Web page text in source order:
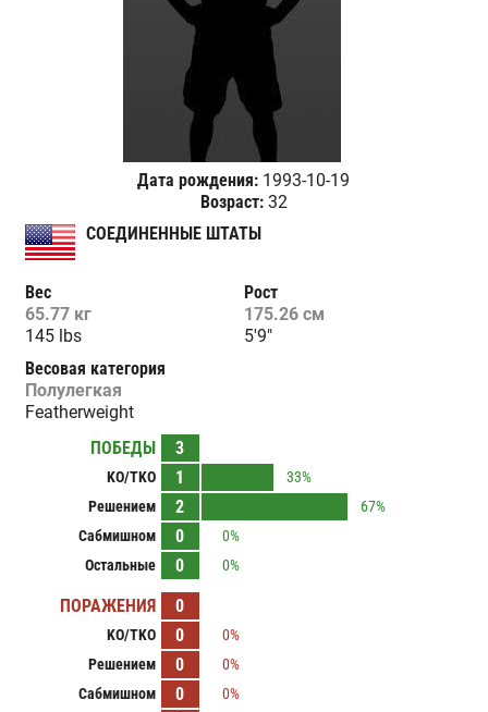
Дата рождения: 1993-10-19
Возраст:32
СОЕДИНЕННЫЕ ШТАТЫ
Вес
65.77 кг
145 lbs
Рост
175.26 см
5'9"
Весовая категория
Полулегкая
Featherweight
ПОБЕДЫ
3
KO/TKO 1
33%
Решением
2
67%
Сабмишном
0
0%
Остальные
0 0%
ПОРАЖЕНИЯ 0
KO/TKO 0
0%
Решением
0
0%
Сабмишном
0
0%